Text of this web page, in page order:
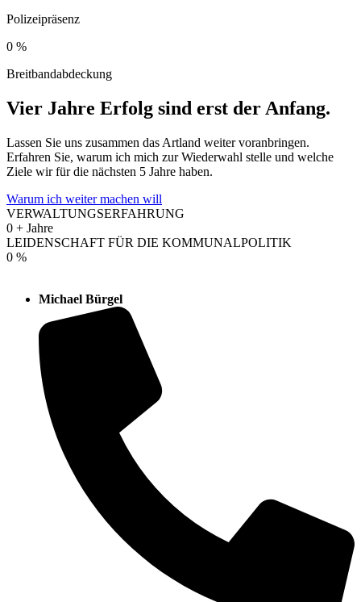
Polizeipräsenz
0 %
Breitbandabdeckung
Vier Jahre Erfolg sind erst der Anfang.
Lassen Sie uns zusammen das Artland weiter voranbringen.
Erfahren Sie, warum ich mich zur Wiederwahl stelle und welche
Ziele wir für die nächsten 5 Jahre haben.
Warum ich weiter machen will
VERWALTUNGSERFAHRUNG
0 + Jahre
LEIDENSCHAFT FÜR DIE KOMMUNALPOLITIK
0 %
Michael Bürgel